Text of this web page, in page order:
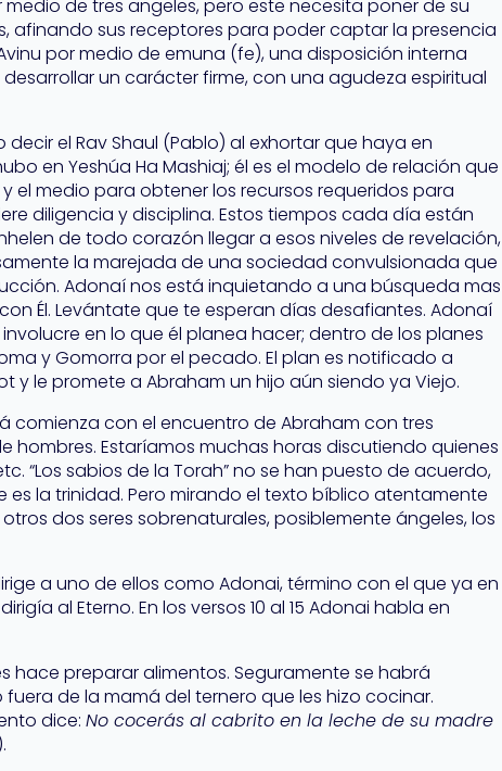
de tres angeles, pero este necesita poner de su
afinando sus receptores para poder captar la presencia
por medio de emuna (fe), una disposición interna
un carácter firme, con una agudeza espiritual
el Rav Shaul (Pablo) al exhortar que haya en
en Yeshúa Ha Mashiaj; él es el modelo de relación que
el medio para obtener los recursos requeridos para
diligencia y disciplina. Estos tiempos cada día están
de todo corazón llegar a esos niveles de revelación,
la marejada de una sociedad convulsionada que
Adonaí nos está inquietando a una búsqueda mas
Él. Levántate que te esperan días desafiantes. Adonaí
en lo que él planea hacer; dentro de los planes
y Gomorra por el pecado. El plan es notificado a
y le promete a Abraham un hijo aún siendo ya Viejo.
comienza con el encuentro de Abraham con tres
hombres. Estaríamos muchas horas discutiendo quienes
“Los sabios de la Torah” no se han puesto de acuerdo,
es la trinidad. Pero mirando el texto bíblico atentamente
dos seres sobrenaturales, posiblemente ángeles, los
a uno de ellos como Adonai, término con el que ya en
al Eterno. En los versos 10 al 15 Adonai habla en
hace preparar alimentos. Seguramente se habrá
de la mamá del ternero que les hizo cocinar.
dice:No cocerás al cabrito en la leche de su madre